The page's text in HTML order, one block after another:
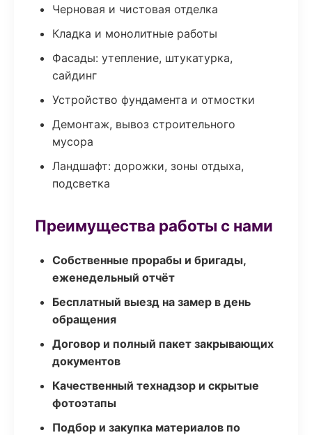
Черновая и чистовая отделка
Кладка и монолитные работы
Фасады: утепление, штукатурка,
сайдинг
Устройство фундамента и отмостки
Демонтаж, вывоз строительного
мусора
Ландшафт: дорожки, зоны отдыха,
подсветка
Преимущества работы с нами
Собственные прорабы и бригады,
еженедельный отчёт
Бесплатный выезд на замер в день
обращения
Договор и полный пакет закрывающих
документов
Качественный технадзор и скрытые
фотоэтапы
Подбор и закупка материалов по